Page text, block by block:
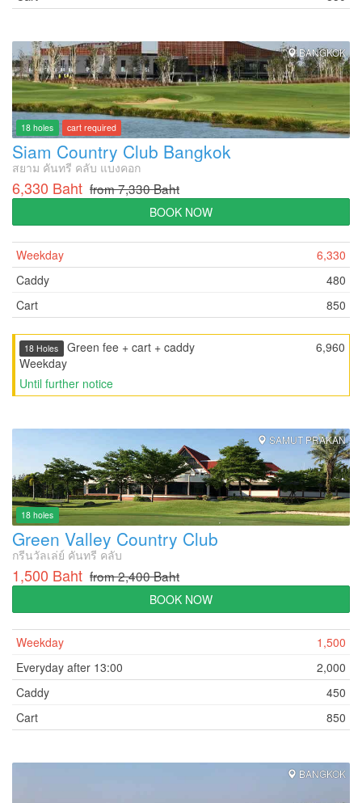
BANGKOK
18 holes cart required
Siam Country Club Bangkok
สยาม คันทรี คลับ แบงคอก
6,330 Baht from 7,330 Baht
BOOK NOW
Weekday
6,330
Caddy
480
Cart
850
6,960
18 Holes Green fee + cart + caddy
Weekday
Until further notice
SAMUT PRAKAN
18 holes
Green Valley Country Club
กรีนวัลเล่ย์ คันทรี คลับ
1,500 Baht from 2,400 Baht
BOOK NOW
Weekday
1,500
Everyday after 13:00
2,000
Caddy
450
Cart
850
BANGKOK